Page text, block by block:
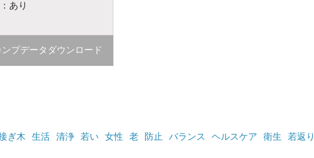
あり
ンプデータダウンロード
ぎ木 生活 清浄 若い 女性 老 防止 バランス ヘルスケア 衛生 若返り